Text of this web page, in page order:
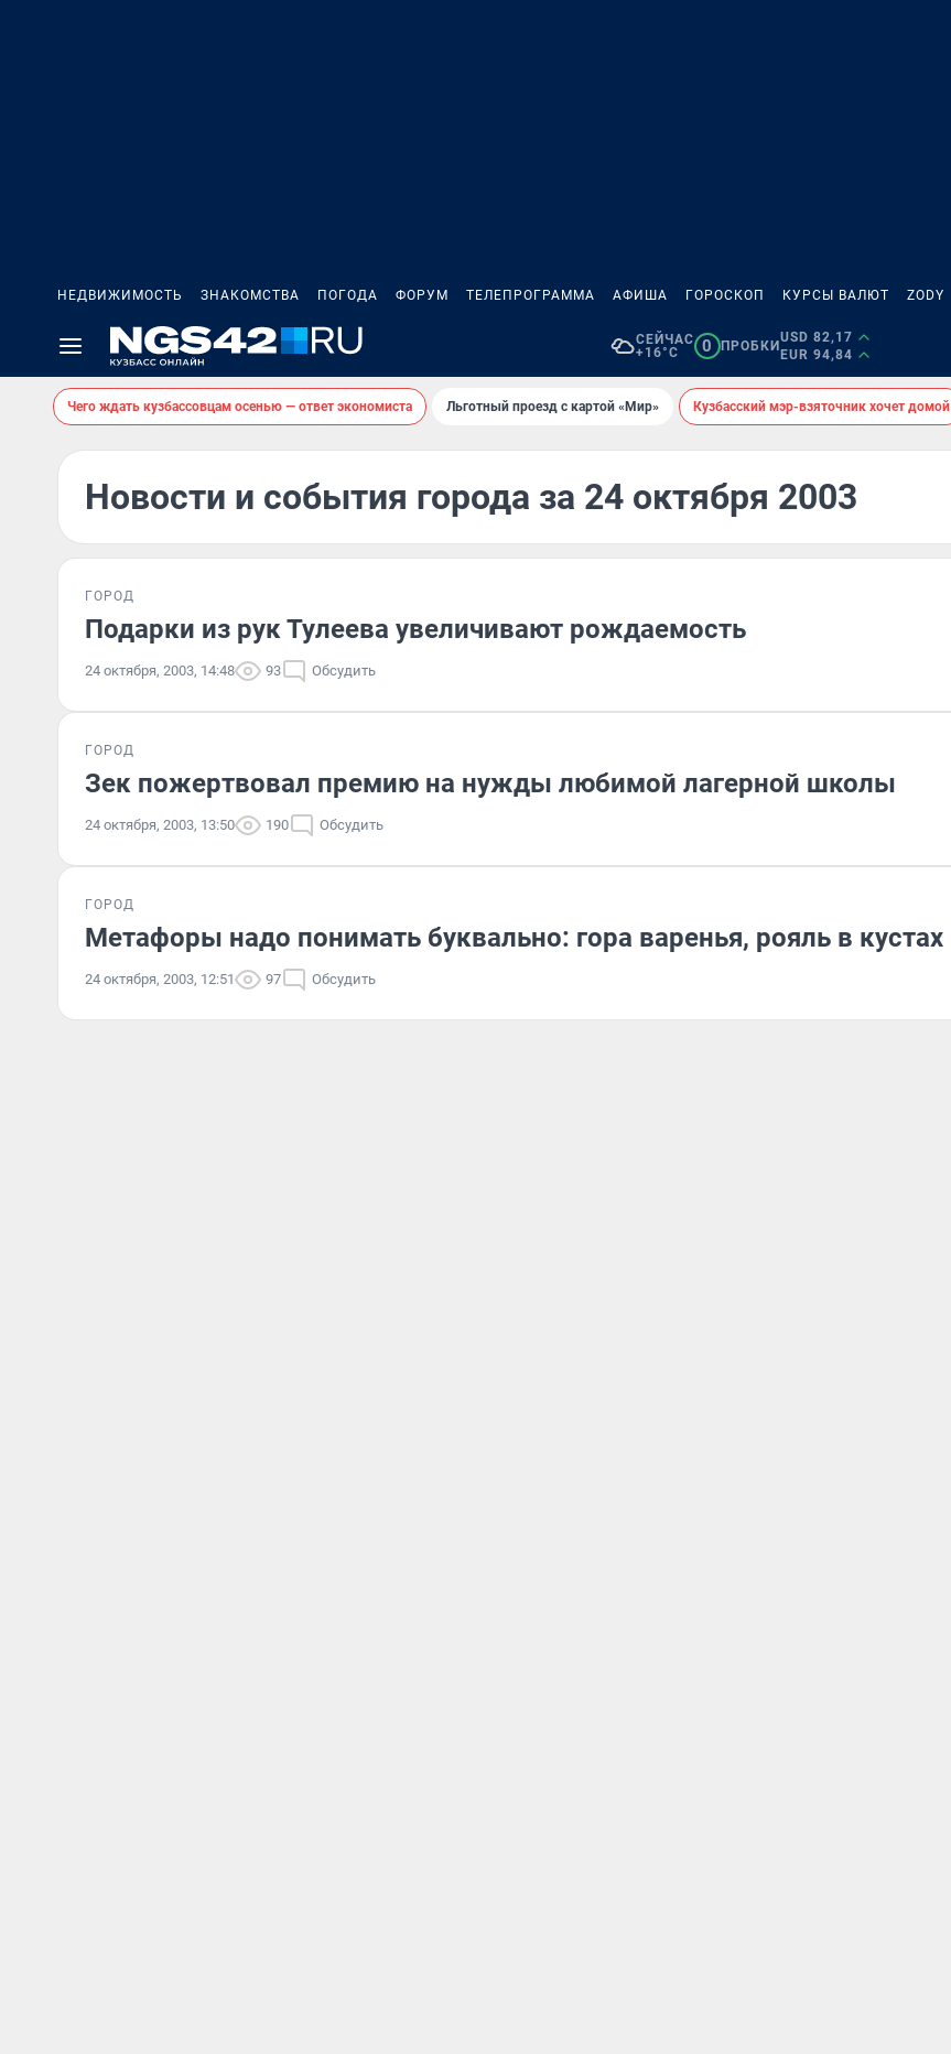
НЕДВИЖИМОСТЬ ЗНАКОМСТВА ПОГОДА ФОРУМ ТЕЛЕПРОГРАММА АФИША ГОРОСКОП КУРСЫ ВАЛЮТ ZODY
СЕЙЧАС
+16°C
0 ПРОБКИ
USD 82,17
EUR 94,84
Чего ждать кузбассовцам осенью — ответ экономиста Льготный проезд с картой «Мир» Кузбасский мэр-взяточник хочет домой
Новости и события города за 24 октября 2003
ГОРОД
Подарки из рук Тулеева увеличивают рождаемость
24 октября, 2003, 14:48 93 Обсудить
ГОРОД
Зек пожертвовал премию на нужды любимой лагерной школы
24 октября, 2003, 13:50 190 Обсудить
ГОРОД
Метафоры надо понимать буквально: гора варенья, рояль в кустах
24 октября, 2003, 12:51 97 Обсудить